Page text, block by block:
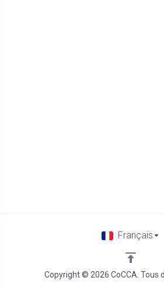
Copyright © 2026 CoCCA. Tous
Français